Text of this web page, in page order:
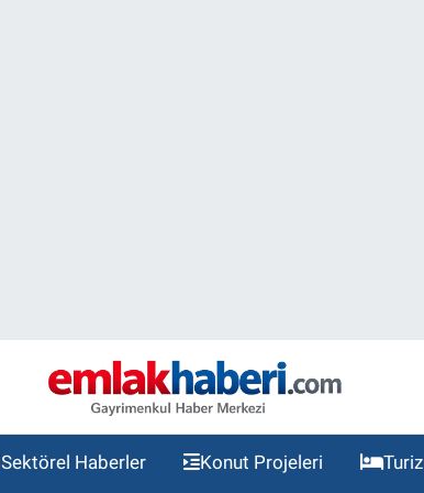
Sektörel Haberler Konut Projeleri